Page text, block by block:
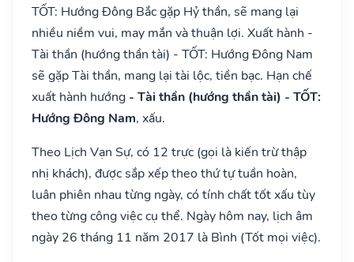
TỐT: Hướng Đông Bắc gặp Hỷ thần, sẽ mang lại
nhiều niềm vui, may mắn và thuận lợi. Xuất hành -
Tài thần (hướng thần tài) - TỐT: Hướng Đông Nam
sẽ gặp Tài thần, mang lại tài lộc, tiền bạc. Hạn chế
xuất hành hướng - Tài thần (hướng thần tài) - TỐT:
Hướng Đông Nam, xấu.
Theo Lịch Vạn Sự, có 12 trực (gọi là kiến trừ thập
nhị khách), được sắp xếp theo thứ tự tuần hoàn,
luân phiên nhau từng ngày, có tính chất tốt xấu tùy
theo từng công việc cụ thể. Ngày hôm nay, lịch âm
ngày 26 tháng 11 năm 2017 là Bình (Tốt mọi việc).